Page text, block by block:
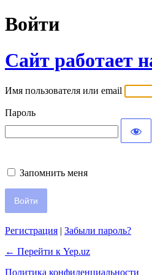
Войти
Сайт работает
Имя пользователя или email
Пароль
Запомнить меня
Регистрация | Забыли пароль?
← Перейти к Yep.uz
Политика конфиденциальности